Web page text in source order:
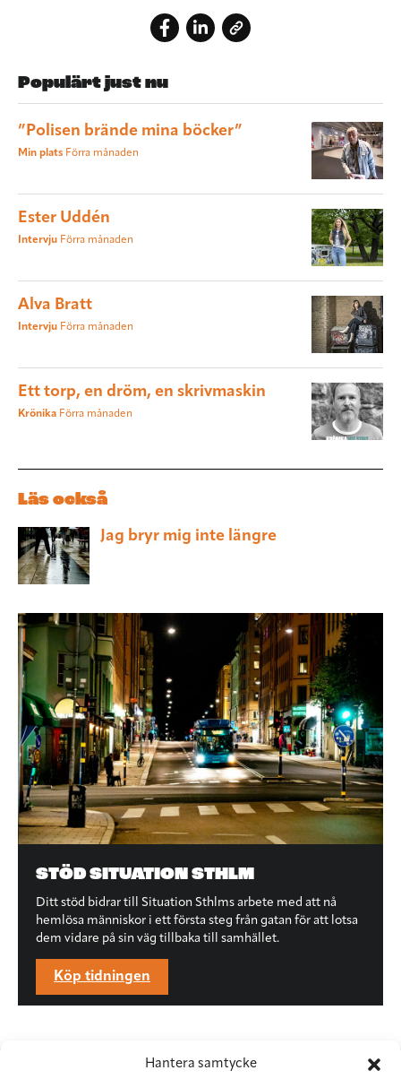
Hantera samtycke
Populärt just nu
”Polisen brände mina böcker”
Min plats Förra månaden
Ester Uddén
Intervju Förra månaden
Alva Bratt
Intervju Förra månaden
Ett torp, en dröm, en skrivmaskin
Krönika Förra månaden
Läs också
Jag bryr mig inte längre
STÖD SITUATION STHLM
Ditt stöd bidrar till Situation Sthlms arbete med att nå
hemlösa människor i ett första steg från gatan för att lotsa
dem vidare på sin väg tillbaka till samhället.
Köp tidningen